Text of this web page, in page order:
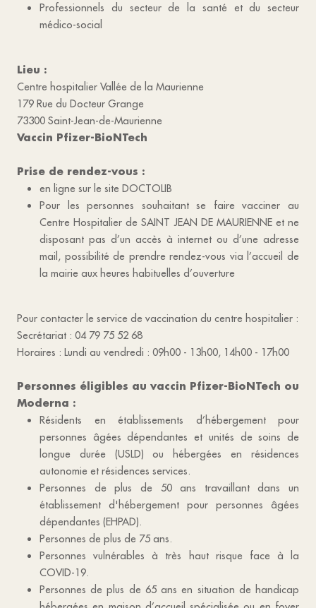
Professionnels du secteur de la santé et du secteur
médico-social
Lieu :
Centre hospitalier Vallée de la Maurienne
179 Rue du Docteur Grange
73300 Saint-Jean-de-Maurienne
Vaccin Pfizer-BioNTech
Prise de rendez-vous :
en ligne sur le site DOCTOLIB
Pour les personnes souhaitant se faire vacciner au
Centre Hospitalier de SAINT JEAN DE MAURIENNE et ne
disposant pas d’un accès à internet ou d’une adresse
mail, possibilité de prendre rendez-vous via l’accueil de
la mairie aux heures habituelles d’ouverture
Pour contacter le service de vaccination du centre hospitalier :
Secrétariat : 04 79 75 52 68
Horaires : Lundi au vendredi : 09h00 - 13h00, 14h00 - 17h00
Personnes éligibles au vaccin Pfizer-BioNTech ou
Moderna :
Résidents en établissements d’hébergement pour
personnes âgées dépendantes et unités de soins de
longue durée (USLD) ou hébergées en résidences
autonomie et résidences services.
Personnes de plus de 50 ans travaillant dans un
établissement d'hébergement pour personnes âgées
dépendantes (EHPAD).
Personnes de plus de 75 ans.
Personnes vulnérables à très haut risque face à la
COVID-19.
Personnes de plus de 65 ans en situation de handicap